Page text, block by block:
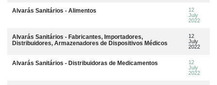
Alvarás Sanitários - Alimentos
12
July
2022
Alvarás Sanitários - Fabricantes, Importadores,
Distribuidores, Armazenadores de Dispositivos Médicos
12
July
2022
Alvarás Sanitários - Distribuidoras de Medicamentos
12
July
2022